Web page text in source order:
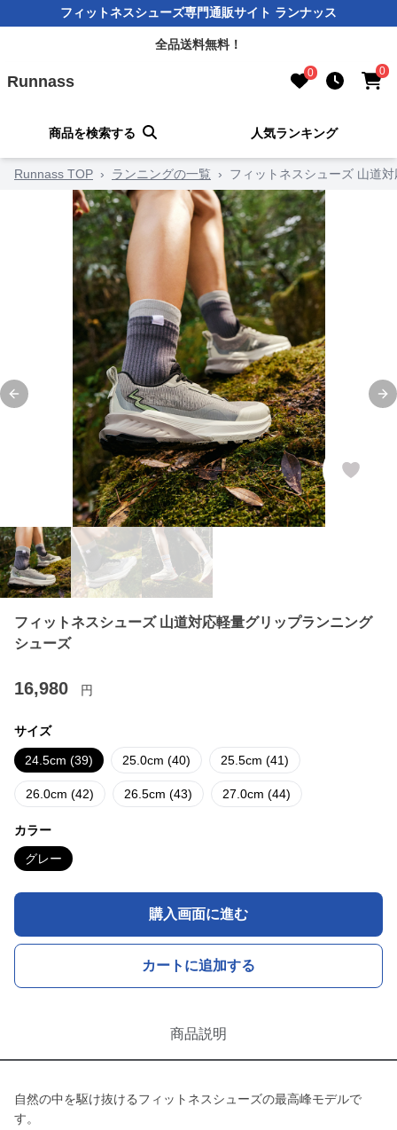
フィットネスシューズ専門通販サイト ランナッス
全品送料無料！
Runnass 0 0
商品を検索する 人気ランキング
Runnass TOP › ランニングの一覧 › フィットネスシューズ 山道
Previous slide
フィットネスシューズ 山道対応軽量グリップランニング
シューズ
16,980 円
サイズ
24.5cm (39) 25.0cm (40) 25.5cm (41)
26.0cm (42) 26.5cm (43) 27.0cm (44)
カラー
グレー
購入画面に進む
カートに追加する
商品説明
自然の中を駆け抜けるフィットネスシューズの最高峰モデルで
す。